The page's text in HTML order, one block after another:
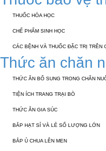
THUỐC HÓA HỌC
CHẾ PHẨM SINH HỌC
CÁC BỆNH VÀ THUỐC ĐẶC TRỊ TRÊN
Thức ăn chăn
THỨC ĂN BỔ SUNG TRONG CHĂN
TIỆN ÍCH TRANG TRẠI BÒ
THỨC ĂN GIA SÚC
BẮP HẠT SỈ VÀ LẺ SỐ LƯỢNG LỚN
BẮP Ủ CHUA LÊN MEN